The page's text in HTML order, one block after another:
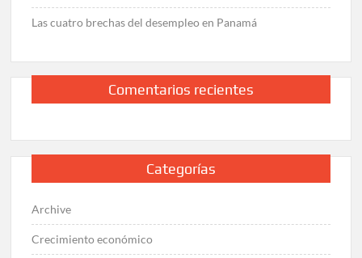
Las cuatro brechas del desempleo en Panamá
Comentarios recientes
Categorías
Archive
Crecimiento económico